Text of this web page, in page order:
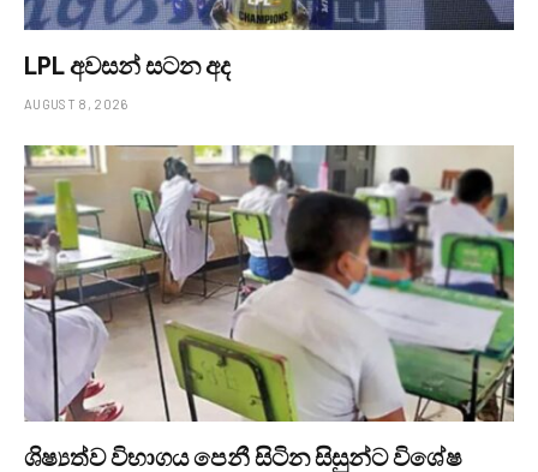
LPL අවසන් සටන අද
AUGUST 8, 2026
ශිෂ්‍යත්ව විභාගය පෙනී සිටින සිසුන්ට විශේෂ